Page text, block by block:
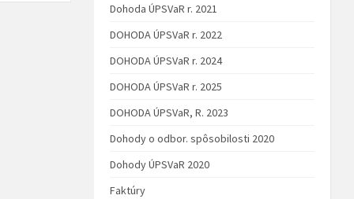
Dohoda ÚPSVaR r. 2021
DOHODA ÚPSVaR r. 2022
DOHODA ÚPSVaR r. 2024
DOHODA ÚPSVaR r. 2025
DOHODA ÚPSVaR, R. 2023
Dohody o odbor. spôsobilosti 2020
Dohody ÚPSVaR 2020
Faktúry